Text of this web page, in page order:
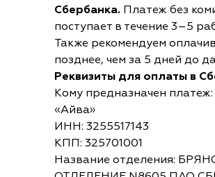
Сбербанка. Платеж без
поступает в течение 3–5
Также рекомендуем
позднее, чем за 5 дней до
Реквизиты для оплаты в
Кому предназначен
«Айва»
ИНН: 3255517143
КПП: 325701001
Название отделения: